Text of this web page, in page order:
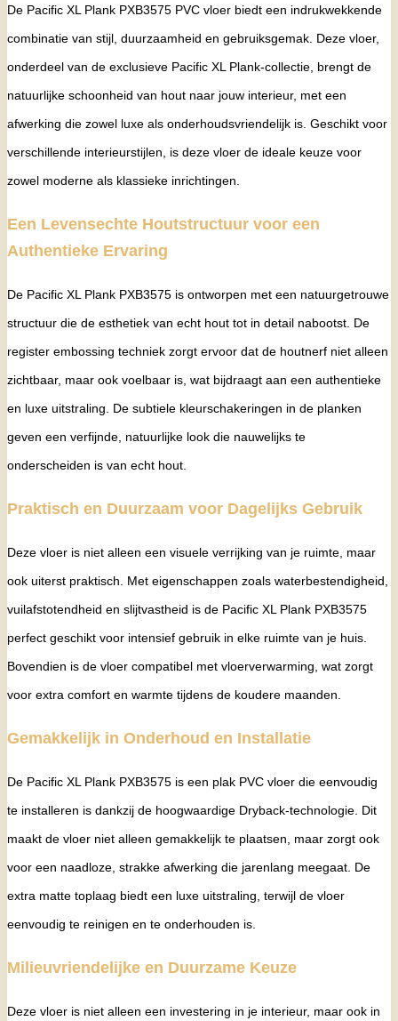
De Pacific XL Plank PXB3575 PVC vloer biedt een indrukwekkende
combinatie van stijl, duurzaamheid en gebruiksgemak. Deze vloer,
onderdeel van de exclusieve Pacific XL Plank-collectie, brengt de
natuurlijke schoonheid van hout naar jouw interieur, met een
afwerking die zowel luxe als onderhoudsvriendelijk is. Geschikt voor
verschillende interieurstijlen, is deze vloer de ideale keuze voor
zowel moderne als klassieke inrichtingen.
Een Levensechte Houtstructuur voor een
Authentieke Ervaring
De Pacific XL Plank PXB3575 is ontworpen met een natuurgetrouwe
structuur die de esthetiek van echt hout tot in detail nabootst. De
register embossing techniek zorgt ervoor dat de houtnerf niet alleen
zichtbaar, maar ook voelbaar is, wat bijdraagt aan een authentieke
en luxe uitstraling. De subtiele kleurschakeringen in de planken
geven een verfijnde, natuurlijke look die nauwelijks te
onderscheiden is van echt hout.
Praktisch en Duurzaam voor Dagelijks Gebruik
Deze vloer is niet alleen een visuele verrijking van je ruimte, maar
ook uiterst praktisch. Met eigenschappen zoals waterbestendigheid,
vuilafstotendheid en slijtvastheid is de Pacific XL Plank PXB3575
perfect geschikt voor intensief gebruik in elke ruimte van je huis.
Bovendien is de vloer compatibel met vloerverwarming, wat zorgt
voor extra comfort en warmte tijdens de koudere maanden.
Gemakkelijk in Onderhoud en Installatie
De Pacific XL Plank PXB3575 is een plak PVC vloer die eenvoudig
te installeren is dankzij de hoogwaardige Dryback-technologie. Dit
maakt de vloer niet alleen gemakkelijk te plaatsen, maar zorgt ook
voor een naadloze, strakke afwerking die jarenlang meegaat. De
extra matte toplaag biedt een luxe uitstraling, terwijl de vloer
eenvoudig te reinigen en te onderhouden is.
Milieuvriendelijke en Duurzame Keuze
Deze vloer is niet alleen een investering in je interieur, maar ook in